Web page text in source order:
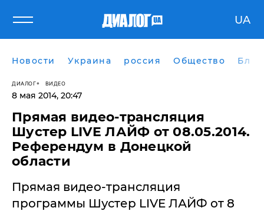
UA
Новости Украина россия Общество
ДИАЛОГ ВИДЕО
8 мая 2014, 20:47
Прямая видео-трансляция
Шустер LIVE ЛАЙФ от 08.05.2014.
Референдум в Донецкой
области
Прямая видео-трансляция
программы Шустер LIVE ЛАЙФ от 8